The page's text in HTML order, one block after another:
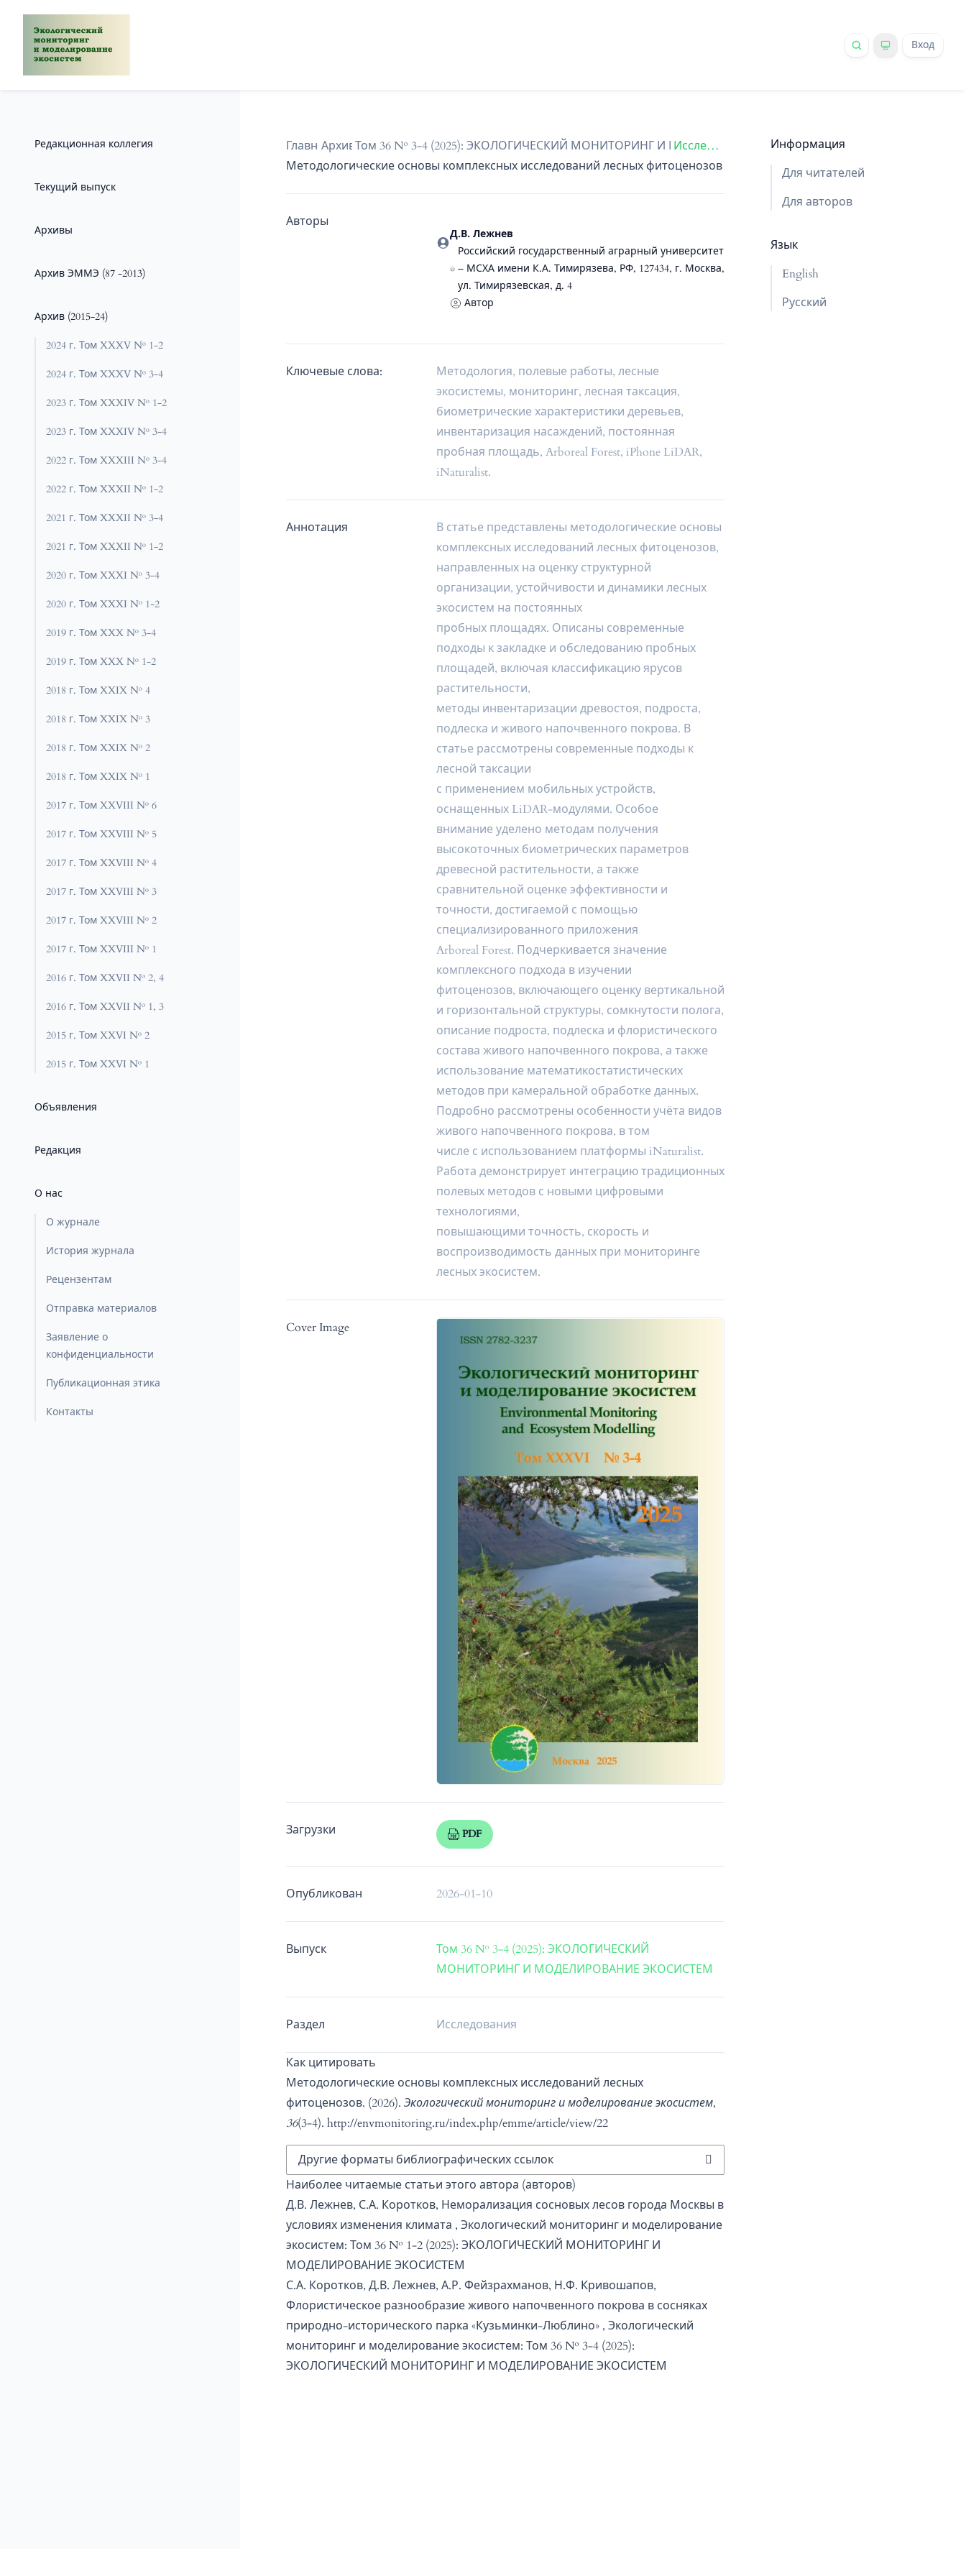
Вход
Редакционная коллегия
Текущий выпуск
Архивы
Архив ЭММЭ (87 -2013)
Архив (2015-24)
2024 г. Том XXXV № 1-2
2024 г. Том XXXV № 3-4
2023 г. Том XXXIV № 1-2
2023 г. Том XXXIV № 3-4
2022 г. Том XXXIII № 3-4
2022 г. Том XXXII № 1-2
2021 г. Том XXXII № 3-4
2021 г. Том XXXII № 1-2
2020 г. Том XXXI № 3-4
2020 г. Том XXXI № 1-2
2019 г. Том XXX № 3-4
2019 г. Том XXX № 1-2
2018 г. Том XXIX № 4
2018 г. Том XXIX № 3
2018 г. Том XXIX № 2
2018 г. Том XXIX № 1
2017 г. Том XXVIII № 6
2017 г. Том XXVIII № 5
2017 г. Том XXVIII № 4
2017 г. Том XXVIII № 3
2017 г. Том XXVIII № 2
2017 г. Том XXVIII № 1
2016 г. Том XXVII № 2, 4
2016 г. Том XXVII № 1, 3
2015 г. Том XXVI № 2
2015 г. Том XXVI № 1
Объявления
Редакция
О нас
О журнале
История журнала
Рецензентам
Отправка материалов
Заявление о
конфиденциальности
Публикационная этика
Контакты
Главная/
Архивы/
Том 36 № 3-4 (2025): ЭКОЛОГИЧЕСКИЙ МОНИТОРИНГ И МОДЕЛИРОВАНИЕ ЭКОСИСТЕМ
Исследования
Методологические основы комплексных исследований лесных фитоценозов
Авторы
Д.В. Лежнев
Российский государственный аграрный университет
– МСХА имени К.А. Тимирязева, РФ, 127434, г. Москва,
ул. Тимирязевская, д. 4
Автор
Ключевые слова:
Методология, полевые работы, лесные
экосистемы, мониторинг, лесная таксация,
биометрические характеристики деревьев,
инвентаризация насаждений, постоянная
пробная площадь, Arboreal Forest, iPhone LiDAR,
iNaturalist.
Аннотация
В статье представлены методологические основы
комплексных исследований лесных фитоценозов,
направленных на оценку структурной
организации, устойчивости и динамики лесных
экосистем на постоянных
пробных площадях. Описаны современные
подходы к закладке и обследованию пробных
площадей, включая классификацию ярусов
растительности,
методы инвентаризации древостоя, подроста,
подлеска и живого напочвенного покрова. В
статье рассмотрены современные подходы к
лесной таксации
с применением мобильных устройств,
оснащенных LiDAR-модулями. Особое
внимание уделено методам получения
высокоточных биометрических параметров
древесной растительности, а также
сравнительной оценке эффективности и
точности, достигаемой с помощью
специализированного приложения
Arboreal Forest. Подчеркивается значение
комплексного подхода в изучении
фитоценозов, включающего оценку вертикальной
и горизонтальной структуры, сомкнутости полога,
описание подроста, подлеска и флористического
состава живого напочвенного покрова, а также
использование математикостатистических
методов при камеральной обработке данных.
Подробно рассмотрены особенности учёта видов
живого напочвенного покрова, в том
числе с использованием платформы iNaturalist.
Работа демонстрирует интеграцию традиционных
полевых методов с новыми цифровыми
технологиями,
повышающими точность, скорость и
воспроизводимость данных при мониторинге
лесных экосистем.
Cover Image
Загрузки PDF
Опубликован 2026-01-10
Выпуск
Том 36 № 3-4 (2025): ЭКОЛОГИЧЕСКИЙ
МОНИТОРИНГ И МОДЕЛИРОВАНИЕ ЭКОСИСТЕМ
Раздел Исследования
Как цитировать
Методологические основы комплексных исследований лесных
фитоценозов. (2026). Экологический мониторинг и моделирование экосистем,
36(3-4). http://envmonitoring.ru/index.php/emme/article/view/22
Другие форматы библиографических ссылок
Наиболее читаемые статьи этого автора (авторов)
Д.В. Лежнев, С.А. Коротков, Неморализация сосновых лесов города Москвы в
условиях изменения климата , Экологический мониторинг и моделирование
экосистем: Том 36 № 1-2 (2025): ЭКОЛОГИЧЕСКИЙ МОНИТОРИНГ И
МОДЕЛИРОВАНИЕ ЭКОСИСТЕМ
С.А. Коротков, Д.В. Лежнев, А.Р. Фейзрахманов, Н.Ф. Кривошапов,
Флористическое разнообразие живого напочвенного покрова в сосняках
природно-исторического парка «Кузьминки-Люблино» , Экологический
мониторинг и моделирование экосистем: Том 36 № 3-4 (2025):
ЭКОЛОГИЧЕСКИЙ МОНИТОРИНГ И МОДЕЛИРОВАНИЕ ЭКОСИСТЕМ
Информация
Для читателей
Для авторов
Язык
English
Русский